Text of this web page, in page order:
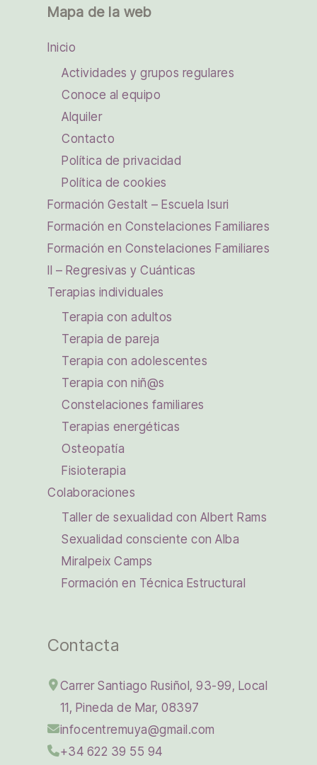
Mapa de la web
Inicio
Actividades y grupos regulares
Conoce al equipo
Alquiler
Contacto
Política de privacidad
Política de cookies
Formación Gestalt – Escuela Isuri
Formación en Constelaciones Familiares
Formación en Constelaciones Familiares
II – Regresivas y Cuánticas
Terapias individuales
Terapia con adultos
Terapia de pareja
Terapia con adolescentes
Terapia con niñ@s
Constelaciones familiares
Terapias energéticas
Osteopatía
Fisioterapia
Colaboraciones
Taller de sexualidad con Albert Rams
Sexualidad consciente con Alba
Miralpeix Camps
Formación en Técnica Estructural
Contacta
Carrer Santiago Rusiñol, 93-99, Local
11, Pineda de Mar, 08397
infocentremuya@gmail.com
+34 622 39 55 94